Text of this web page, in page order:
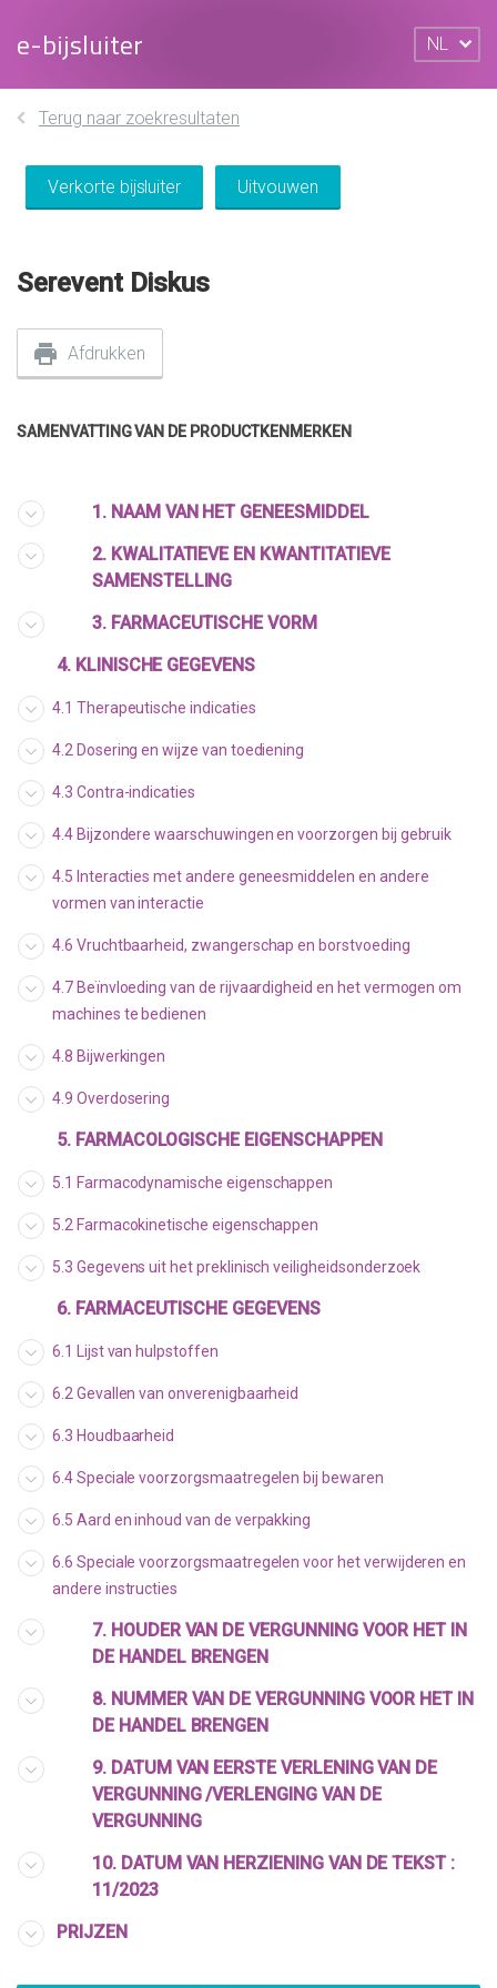
e-bijsluiter NL
Terug naar zoekresultaten
Verkorte bijsluiter Uitvouwen
Serevent Diskus
Afdrukken
SAMENVATTING VAN DE PRODUCTKENMERKEN
1. NAAM VAN HET GENEESMIDDEL
2. KWALITATIEVE EN KWANTITATIEVE
SAMENSTELLING
3. FARMACEUTISCHE VORM
4. KLINISCHE GEGEVENS
4.1 Therapeutische indicaties
4.2 Dosering en wijze van toediening
4.3 Contra-indicaties
4.4 Bijzondere waarschuwingen en voorzorgen bij gebruik
4.5 Interacties met andere geneesmiddelen en andere
vormen van interactie
4.6 Vruchtbaarheid, zwangerschap en borstvoeding
4.7 Beïnvloeding van de rijvaardigheid en het vermogen om
machines te bedienen
4.8 Bijwerkingen
4.9 Overdosering
5. FARMACOLOGISCHE EIGENSCHAPPEN
5.1 Farmacodynamische eigenschappen
5.2 Farmacokinetische eigenschappen
5.3 Gegevens uit het preklinisch veiligheidsonderzoek
6. FARMACEUTISCHE GEGEVENS
6.1 Lijst van hulpstoffen
6.2 Gevallen van onverenigbaarheid
6.3 Houdbaarheid
6.4 Speciale voorzorgsmaatregelen bij bewaren
6.5 Aard en inhoud van de verpakking
6.6 Speciale voorzorgsmaatregelen voor het verwijderen en
andere instructies
7. HOUDER VAN DE VERGUNNING VOOR HET IN
DE HANDEL BRENGEN
8. NUMMER VAN DE VERGUNNING VOOR HET IN
DE HANDEL BRENGEN
9. DATUM VAN EERSTE VERLENING VAN DE
VERGUNNING /VERLENGING VAN DE
VERGUNNING
10. DATUM VAN HERZIENING VAN DE TEKST :
11/2023
PRIJZEN